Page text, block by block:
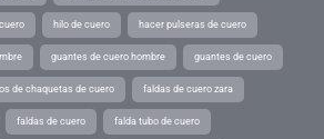
hilo de cuero hacer pulseras de cuero
guantes de cuero hombre guantes de cuero
de chaquetas de cuero faldas de cuero zara
faldas de cuero falda tubo de cuero